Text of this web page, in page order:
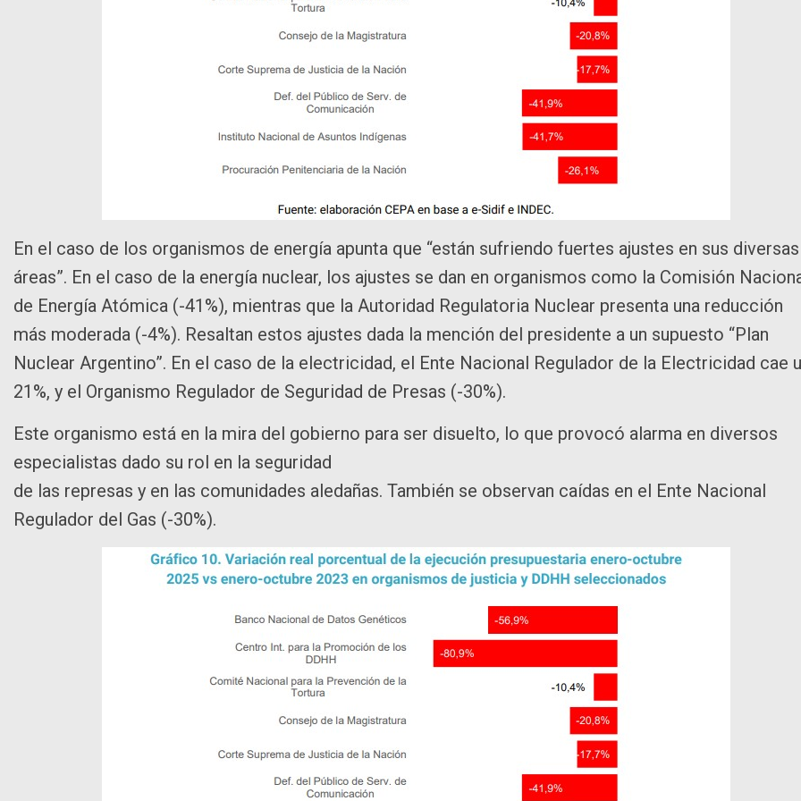
En el caso de los organismos de energía apunta que “están sufriendo fuertes ajustes en sus diversas
áreas”. En el caso de la energía nuclear, los ajustes se dan en organismos como la Comisión
de Energía Atómica (-41%), mientras que la Autoridad Regulatoria Nuclear presenta una reducción
más moderada (-4%). Resaltan estos ajustes dada la mención del presidente a un supuesto “Plan
Nuclear Argentino”. En el caso de la electricidad, el Ente Nacional Regulador de la Electricidad cae
21%, y el Organismo Regulador de Seguridad de Presas (-30%).
Este organismo está en la mira del gobierno para ser disuelto, lo que provocó alarma en diversos
especialistas dado su rol en la seguridad
de las represas y en las comunidades aledañas. También se observan caídas en el Ente Nacional
Regulador del Gas (-30%).